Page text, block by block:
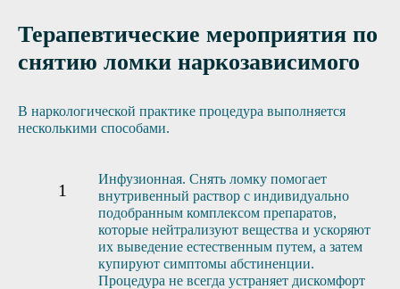
Терапевтические мероприятия по
снятию ломки наркозависимого
В наркологической практике процедура выполняется
несколькими способами.
Инфузионная. Снять ломку помогает
внутривенный раствор с индивидуально
подобранным комплексом препаратов,
которые нейтрализуют вещества и ускоряют
их выведение естественным путем, а затем
купируют симптомы абстиненции.
Процедура не всегда устраняет дискомфорт